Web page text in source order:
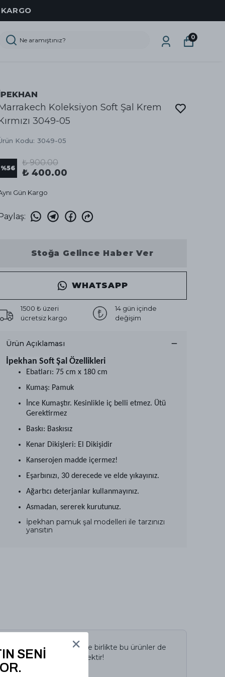
0
Koleksiyon Soft Şal Krem
3049-05
Kodu: 3049-05
%56
₺ 900.00
₺ 400.00
Gün Kargo
:
Stoğa Gelince Haber Ver
WHATSAPP
1500 ₺ üzeri
ücretsiz kargo
14 gün içinde
değişim
Ürün Açıklaması
İpekhan Soft Şal Özellikleri
Ebatları: 75 cm x 180 cm
Kumaş: Pamuk
İnce Kumaştır. Kesinlikle iç belli etmez. Ütü
Gerektirmez
Baskı: Baskısız
Kenar Dikişleri: El Dikişidir
Kanserojen madde içermez!
Eşarbınızı, 30 derecede ve elde yıkayınız.
Ağartıcı deterjanlar kullanmayınız.
Asmadan, sererek kurutunuz.
İpekhan pamuk şal modelleri ile tarzınızı
yansıtın
İncelediğiniz ürün ile birlikte bu ürünler de
sepetinize eklenecektir!
SENİ